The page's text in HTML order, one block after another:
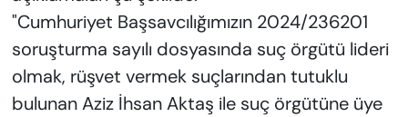
"Cumhuriyet Başsavcılığımızın 2024/236201
soruşturma sayılı dosyasında suç örgütü lideri
olmak, rüşvet vermek suçlarından tutuklu
bulunan Aziz İhsan Aktaş ile suç örgütüne üye